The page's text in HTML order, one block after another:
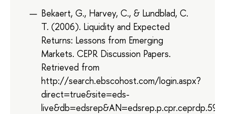
Bekaert, G., Harvey, C., & Lundblad, C.
T. (2006). Liquidity and Expected
Returns: Lessons from Emerging
Markets. CEPR Discussion Papers.
Retrieved from
http://search.ebscohost.com/login.aspx?
direct=true&site=eds-